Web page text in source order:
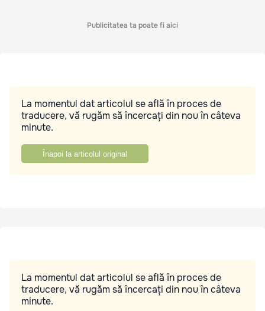
Publicitatea ta poate fi aici
La momentul dat articolul se află în proces de
traducere, vă rugăm să încercați din nou în câteva
minute.
Înapoi la articolul original
La momentul dat articolul se află în proces de
traducere, vă rugăm să încercați din nou în câteva
minute.